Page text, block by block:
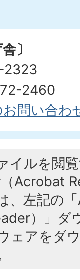
〕
2323
2460
問い合わ
イルを閲
Acrobat
、左記の
）」ダ
ェアをダ